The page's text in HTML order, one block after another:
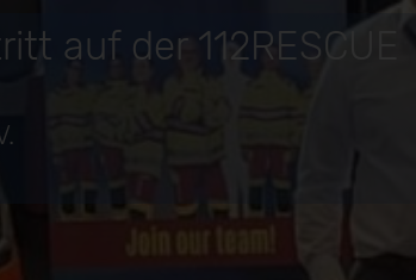
auf der 112RESCUE